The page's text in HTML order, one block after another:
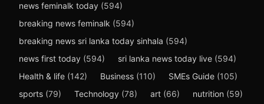
news feminalk today (594)
breaking news feminalk (594)
breaking news sri lanka today sinhala (594)
news first today (594) sri lanka news today live (594)
Health & life (142) Business (110) SMEs Guide (105)
sports (79) Technology (78) art (66) nutrition (59)